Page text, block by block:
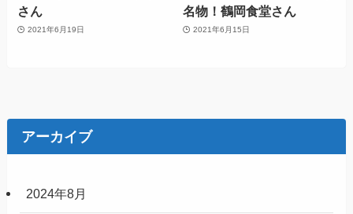
さん
2021年6月19日
名物！鶴岡食堂さん
2021年6月15日
アーカイブ
2024年8月